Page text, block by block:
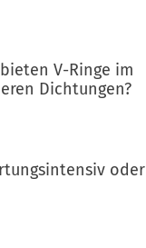
V-Ringe im
Dichtungen?
oder